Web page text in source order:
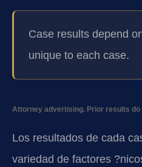
Case results depend
unique to each case.
Attorney advertising. Prior results
Los resultados de cada
variedad de factores